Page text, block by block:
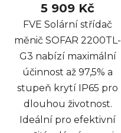
5 909 Kč
FVE Solární střídač
měnič SOFAR 2200TL-
G3 nabízí maximální
účinnost až 97,5% a
stupeň krytí IP65 pro
dlouhou životnost.
Ideální pro efektivní